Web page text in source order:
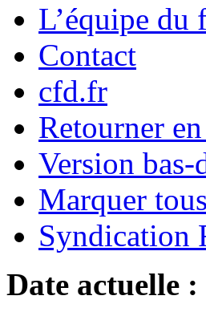
L’équipe du
Contact
cfd.fr
Retourner
Version
Marquer
Syndication
Date actuelle :